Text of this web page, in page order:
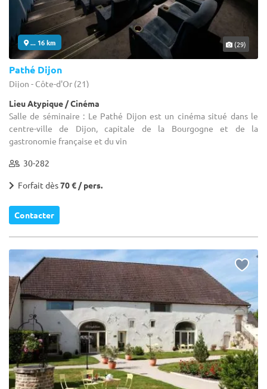
... 16 km (29)
Pathé Dijon
Dijon - Côte-d'Or (21)
Lieu Atypique / Cinéma
Salle de séminaire : Le Pathé Dijon est un cinéma situé dans le
centre-ville de Dijon, capitale de la Bourgogne et de la
gastronomie française et du vin
30-282
Forfait dès70 € / pers.
Contacter